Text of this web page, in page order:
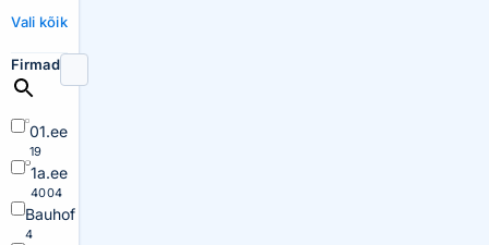
Vali kõik
Firmad
01.ee
19
1a.ee
4004
Bauhof
4